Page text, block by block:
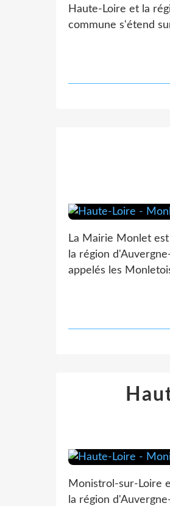
Haute-Loire et la
commune s'étend
La Mairie Monlet
la région
appelés les
Monistrol-sur-Loire
la région